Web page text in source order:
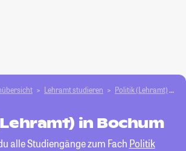
Lehramt studieren Politik (Lehramt)
in Bochum
alle Studiengänge zum Fach Politik